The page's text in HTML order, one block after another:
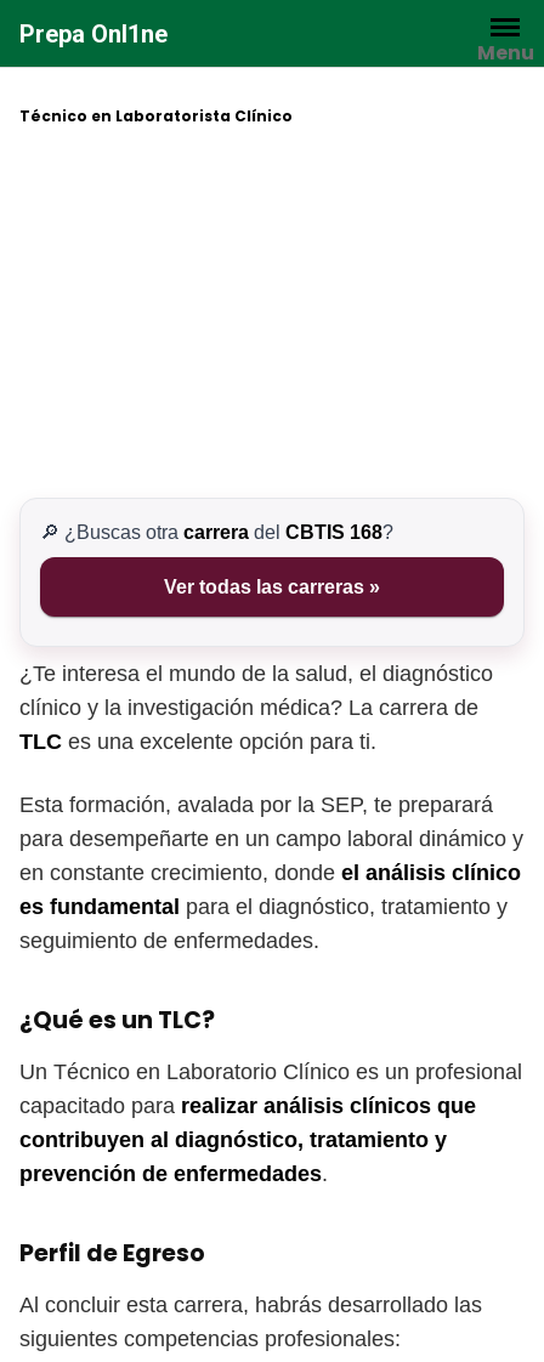
contenido
Prepa Onl1ne
Menu
Técnico en Laboratorista Clínico
🔎 ¿Buscas otra carrera del CBTIS 168?
Ver todas las carreras »
¿Te interesa el mundo de la salud, el diagnóstico
clínico y la investigación médica? La carrera de
TLC es una excelente opción para ti.
Esta formación, avalada por la SEP, te preparará
para desempeñarte en un campo laboral dinámico y
en constante crecimiento, donde el análisis clínico
es fundamental para el diagnóstico, tratamiento y
seguimiento de enfermedades.
¿Qué es un TLC?
Un Técnico en Laboratorio Clínico es un profesional
capacitado para realizar análisis clínicos que
contribuyen al diagnóstico, tratamiento y
prevención de enfermedades.
Perfil de Egreso
Al concluir esta carrera, habrás desarrollado las
siguientes competencias profesionales: